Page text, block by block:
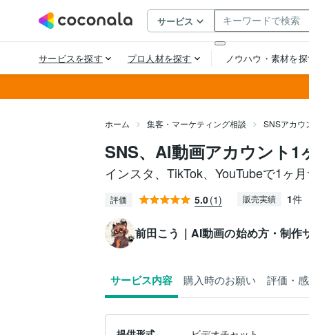
ホーム 集客・マーケティング相談 SNSアカウ
SNS、AI動画アカウント1
インスタ、TikTok、YouTubeで1ヶ
評価 5.0(1) 販売実績 1件
前田こう｜AI動画の始め方・制作
サービス内容 購入時のお願い 評価・